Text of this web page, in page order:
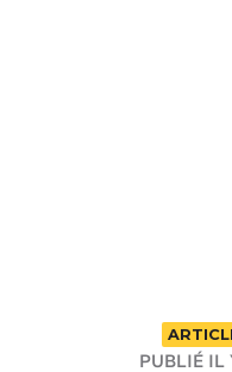
PUBLIÉ IL